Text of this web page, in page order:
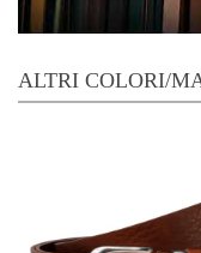
ALTRI COLORI/